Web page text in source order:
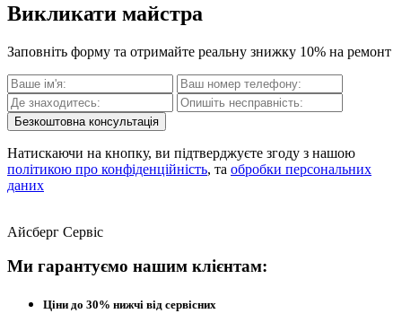
Викликати майстра
Заповніть форму та отримайте реальну знижку 10% на ремонт
Безкоштовна консультація
Натискаючи на кнопку, ви підтверджуєте згоду з нашою
політикою про конфіденційність, та обробки персональних
даних
Айсберг Сервіс
Ми гарантуємо нашим клієнтам:
Ціни до 30% нижчі від сервісних